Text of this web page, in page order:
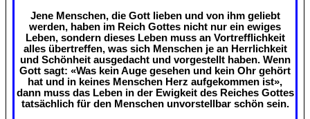
Jene Menschen, die Gott lieben und von ihm geliebt
werden, haben im Reich Gottes nicht nur ein ewiges
Leben, sondern dieses Leben muss an Vortrefflichkeit
alles übertreffen, was sich Menschen je an Herrlichkeit
und Schönheit ausgedacht und vorgestellt haben. Wenn
Gott sagt: «Was kein Auge gesehen und kein Ohr gehört
hat und in keines Menschen Herz aufgekommen ist»,
dann muss das Leben in der Ewigkeit des Reiches Gottes
tatsächlich für den Menschen unvorstellbar schön sein.